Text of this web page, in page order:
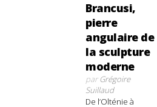
Brancusi,
pierre
angulaire de
la sculpture
moderne
parGrégoire
Suillaud
De l’Olténie à